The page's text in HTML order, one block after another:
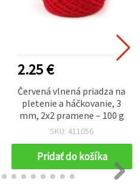
2.25 €
Červená vlnená priadza na
pletenie a háčkovanie, 3
mm, 2x2 pramene – 100 g
SKU: 411056
Pridať do košíka